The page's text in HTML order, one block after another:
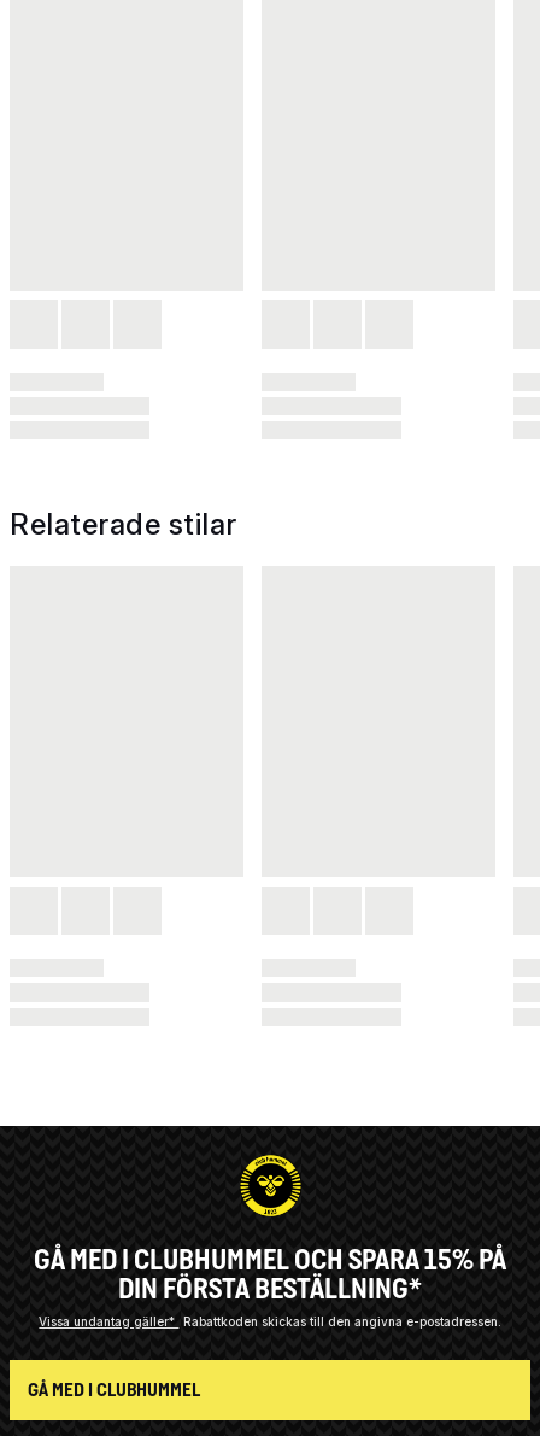
Relaterade stilar
GÅ MED I CLUBHUMMEL OCH SPARA 15% PÅ
DIN FÖRSTA BESTÄLLNING*
Vissa undantag gäller* Rabattkoden skickas till den angivna e-postadressen.
GÅ MED I CLUBHUMMEL